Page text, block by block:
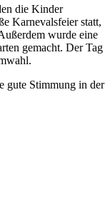
die Kinder
Karnevalsfeier statt,
wurde eine
gemacht. Der Tag
gute Stimmung in der